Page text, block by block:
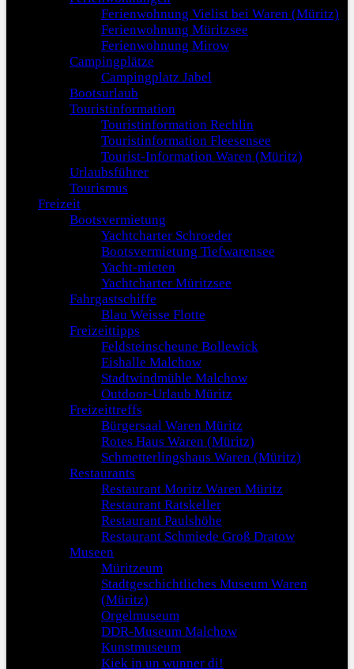
Ferienwohnung Vielist bei Waren (Müritz)
Ferienwohnung Müritzsee
Ferienwohnung Mirow
Campingplätze
Campingplatz Jabel
Bootsurlaub
Touristinformation
Touristinformation Rechlin
Touristinformation Fleesensee
Tourist-Information Waren (Müritz)
Urlaubsführer
Tourismus
Freizeit
Bootsvermietung
Yachtcharter Schroeder
Bootsvermietung Tiefwarensee
Yacht-mieten
Yachtcharter Müritzsee
Fahrgastschiffe
Blau Weisse Flotte
Freizeittipps
Feldsteinscheune Bollewick
Eishalle Malchow
Stadtwindmühle Malchow
Outdoor-Urlaub Müritz
Freizeittreffs
Bürgersaal Waren Müritz
Rotes Haus Waren (Müritz)
Schmetterlingshaus Waren (Müritz)
Restaurants
Restaurant Moritz Waren Müritz
Restaurant Ratskeller
Restaurant Paulshöhe
Restaurant Schmiede Groß Dratow
Museen
Müritzeum
Stadtgeschichtliches Museum Waren
(Müritz)
Orgelmuseum
DDR-Museum Malchow
Kunstmuseum
Kiek in un wunner di!